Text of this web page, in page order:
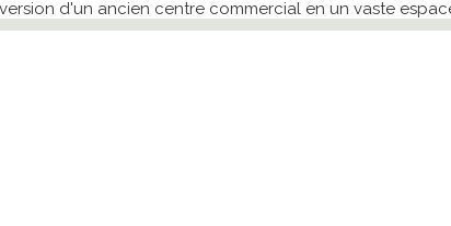
d'un ancien centre commercial en un vaste